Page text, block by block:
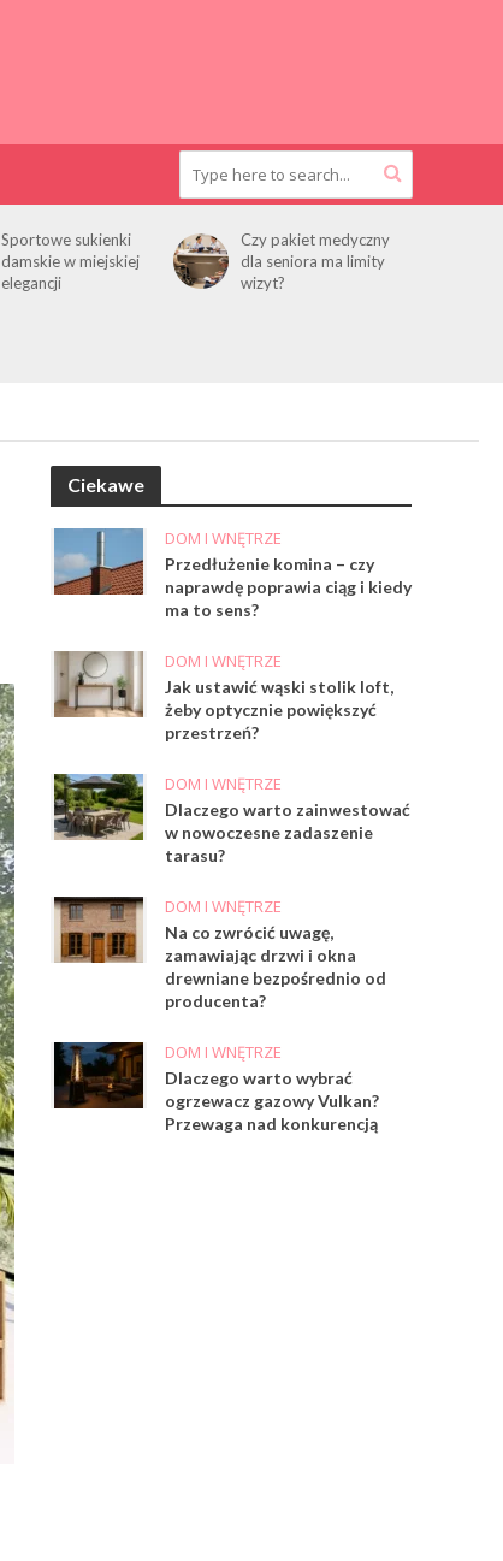
Sportowe sukienki
damskie w miejskiej
elegancji
Czy pakiet medyczny
dla seniora ma limity
wizyt?
Ciekawe
DOM I WNĘTRZE
Przedłużenie komina – czy
naprawdę poprawia ciąg i kiedy
ma to sens?
DOM I WNĘTRZE
Jak ustawić wąski stolik loft,
żeby optycznie powiększyć
przestrzeń?
DOM I WNĘTRZE
Dlaczego warto zainwestować
w nowoczesne zadaszenie
tarasu?
DOM I WNĘTRZE
Na co zwrócić uwagę,
zamawiając drzwi i okna
drewniane bezpośrednio od
producenta?
DOM I WNĘTRZE
Dlaczego warto wybrać
ogrzewacz gazowy Vulkan?
Przewaga nad konkurencją